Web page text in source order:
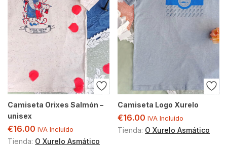
Camiseta Orixes Salmón –
unisex
€16.00 IVA Incluído
Tienda: O Xurelo Asmático
Camiseta Logo Xurelo
€16.00 IVA Incluído
Tienda: O Xurelo Asmático